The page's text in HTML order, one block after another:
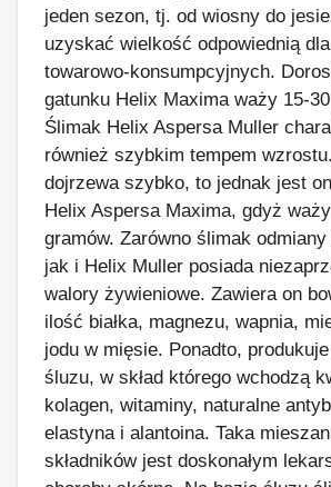
jeden sezon, tj. od wiosny do
uzyskać wielkość odpowiednią
towarowo-konsumpcyjnych.
gatunku Helix Maxima waży 15-
Ślimak Helix Aspersa Muller
również szybkim tempem
dojrzewa szybko, to jednak jest
Helix Aspersa Maxima, gdyż
gramów. Zarówno ślimak
jak i Helix Muller posiada
walory żywieniowe. Zawiera on
ilość białka, magnezu, wapnia,
jodu w mięsie. Ponadto,
śluzu, w skład którego wchodzą
kolagen, witaminy, naturalne
elastyna i alantoina. Taka
składników jest doskonałym